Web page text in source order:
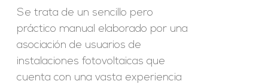
Se trata de un sencillo pero
práctico manual elaborado por una
asociación de usuarios de
instalaciones fotovoltaicas que
cuenta con una vasta experiencia